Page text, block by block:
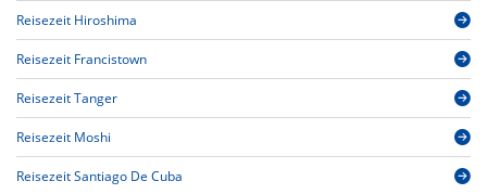
Reisezeit Hiroshima
Reisezeit Francistown
Reisezeit Tanger
Reisezeit Moshi
Reisezeit Santiago De Cuba